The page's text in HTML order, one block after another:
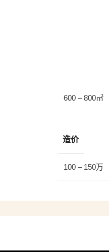
600 – 800㎡
造价
100 – 150万